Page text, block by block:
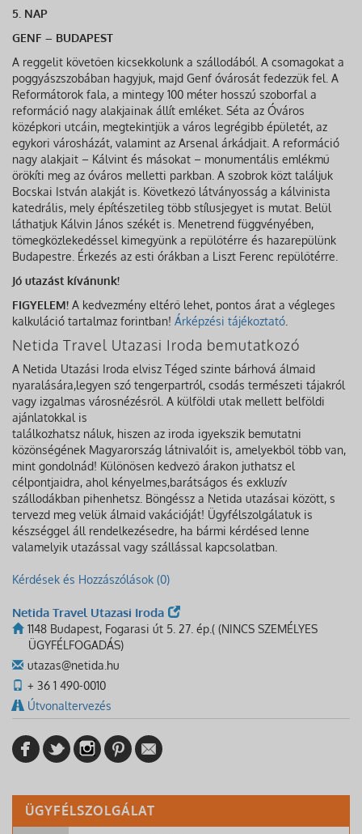
5. NAP
GENF – BUDAPEST
A reggelit követően kicsekkolunk a szállodából. A csomagokat a
poggyászszobában hagyjuk, majd Genf óvárosát fedezzük fel. A
Reformátorok fala, a mintegy 100 méter hosszú szoborfal a
reformáció nagy alakjainak állít emléket. Séta az Óváros
középkori utcáin, megtekintjük a város legrégibb épületét, az
egykori városházát, valamint az Arsenal árkádjait. A reformáció
nagy alakjait – Kálvint és másokat – monumentális emlékmű
örökíti meg az óváros melletti parkban. A szobrok közt találjuk
Bocskai István alakját is. Következő látványosság a kálvinista
katedrális, mely építészetileg több stílusjegyet is mutat. Belül
láthatjuk Kálvin János székét is. Menetrend függvényében,
tömegközlekedéssel kimegyünk a repülőtérre és hazarepülünk
Budapestre. Érkezés az esti órákban a Liszt Ferenc repülőtérre.
Jó utazást kívánunk!
FIGYELEM! A kedvezmény eltérő lehet, pontos árat a végleges
kalkuláció tartalmaz forintban! Árképzési tájékoztató
Netida Travel Utazasi Iroda bemutatkozó
A Netida Utazási Iroda elvisz Téged szinte bárhová álmaid
nyaralására,legyen szó tengerpartról, csodás természeti tájakról
vagy izgalmas városnézésről. A külföldi utak mellett belföldi
ajánlatokkal is
találkozhatsz náluk, hiszen az iroda igyekszik bemutatni
közönségének Magyarország látnivalóit is, amelyekből több van,
mint gondolnád! Különösen kedvező árakon juthatsz el
célpontjaidra, ahol kényelmes,barátságos és exkluzív
szállodákban pihenhetsz. Böngéssz a Netida utazásai között, s
tervezd meg velük álmaid vakációját! Ügyfélszolgálatuk is
készséggel áll rendelkezésedre, ha bármi kérdésed lenne
valamelyik utazással vagy szállással kapcsolatban.
Kérdések és Hozzászólások (0)
Netida Travel Utazasi Iroda
1148 Budapest, Fogarasi út 5. 27. ép.( (NINCS SZEMÉLYES
ÜGYFÉLFOGADÁS)
utazas@netida.hu
+ 36 1 490-0010
Útvonaltervezés
ÜGYFÉLSZOLGÁLAT